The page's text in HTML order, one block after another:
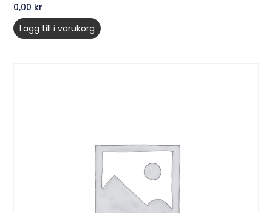
0,00 kr
Lägg till i varukorg